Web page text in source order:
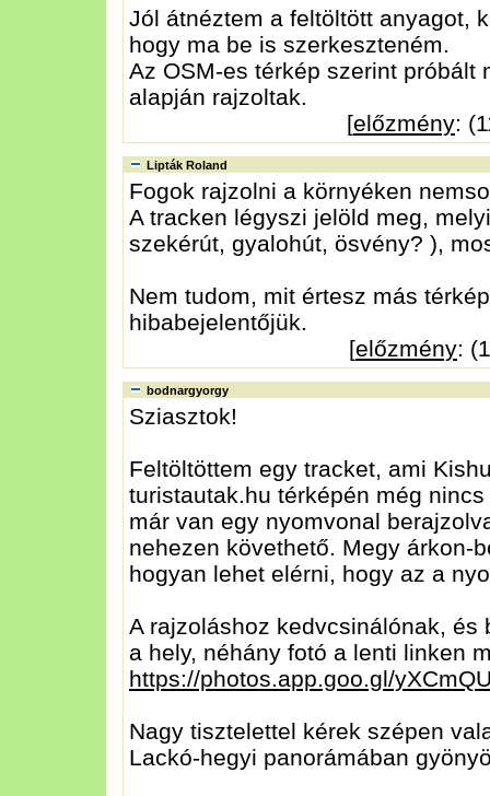
Jól átnéztem a feltöltött anyagot,
hogy ma be is szerkeszteném.
Az OSM-es térkép szerint próbált
alapján rajzoltak.
[előzmény:
Lipták Roland
Fogok rajzolni a környéken
A tracken légyszi jelöld meg,
szekérút, gyalohút, ösvény? ),
Nem tudom, mit értesz más
hibabejelentőjük.
[előzmény:
bodnargyorgy
Sziasztok!
Feltöltöttem egy tracket, ami
turistautak.hu térképén még
már van egy nyomvonal
nehezen követhető. Megy árkon-
hogyan lehet elérni, hogy az a
A rajzoláshoz kedvcsinálónak,
a hely, néhány fotó a lenti linken
https://photos.app.goo.gl/
Nagy tisztelettel kérek szépen
Lackó-hegyi panorámában